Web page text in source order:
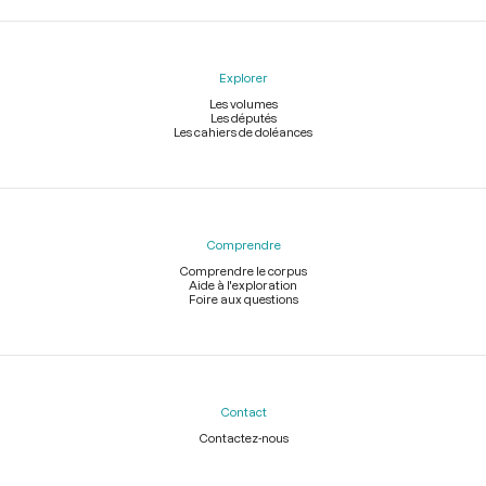
Explorer
Les volumes
Les députés
Les cahiers de doléances
Comprendre
Comprendre le corpus
Aide à l'exploration
Foire aux questions
Contact
Contactez-nous